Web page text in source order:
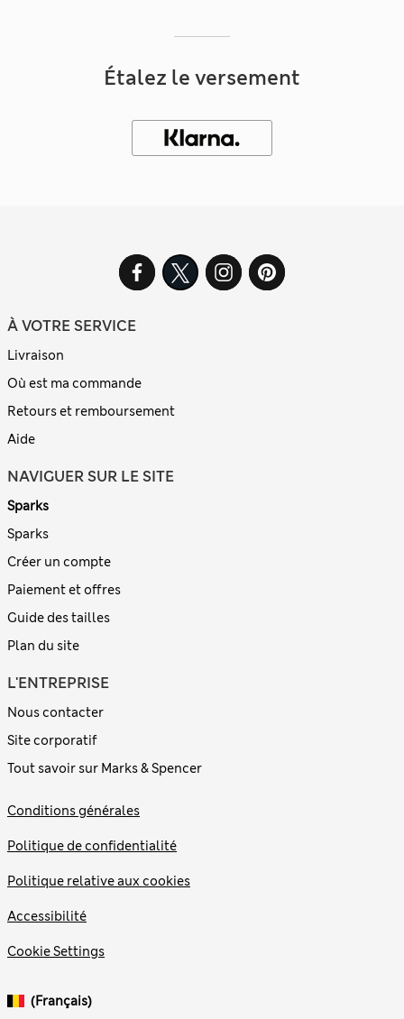
Étalez le versement
À VOTRE SERVICE
Livraison
Où est ma commande
Retours et remboursement
Aide
NAVIGUER SUR LE SITE
Sparks
Sparks
Créer un compte
Paiement et offres
Guide des tailles
Plan du site
L'ENTREPRISE
Nous contacter
Site corporatif
Tout savoir sur Marks & Spencer
Conditions générales
Politique de confidentialité
Politique relative aux cookies
Accessibilité
Cookie Settings
(français)